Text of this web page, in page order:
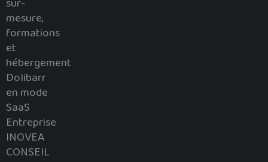
mesure,
formations
et
hébergement
Dolibarr
en mode
SaaS
Entreprise
INOVEA
CONSEIL